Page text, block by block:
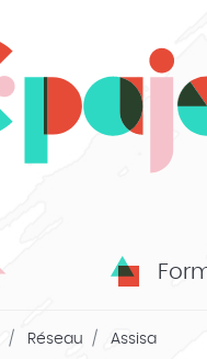
Réseau Assisa